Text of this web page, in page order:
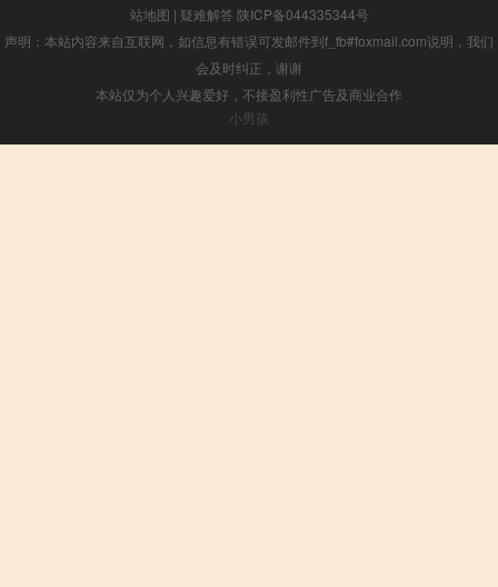
站地图 | 疑难解答 陕ICP备044335344号
声明：本站内容来自互联网，如信息有错误可发邮件到f_fb#foxmail.com说明，我们
会及时纠正，谢谢
本站仅为个人兴趣爱好，不接盈利性广告及商业合作
小男孩